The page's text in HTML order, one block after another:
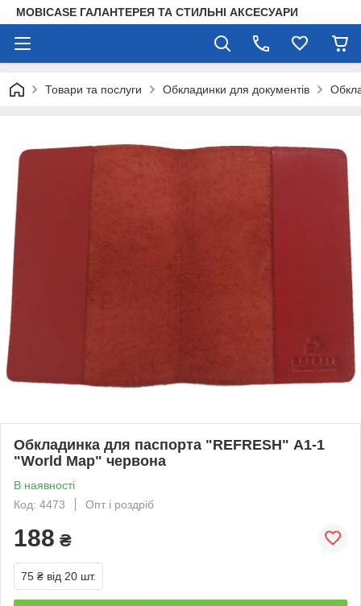
MOBICASE ГАЛАНТЕРЕЯ ТА СТИЛЬНІ АКСЕСУАРИ
Товари та послуги Обкладинки для документів
Обкладинка для паспорта "REFRESH" А1-1
"World Map" червона
В наявності
Код: 4473
Опт і роздріб
188 ₴
75 ₴ від 20 шт.